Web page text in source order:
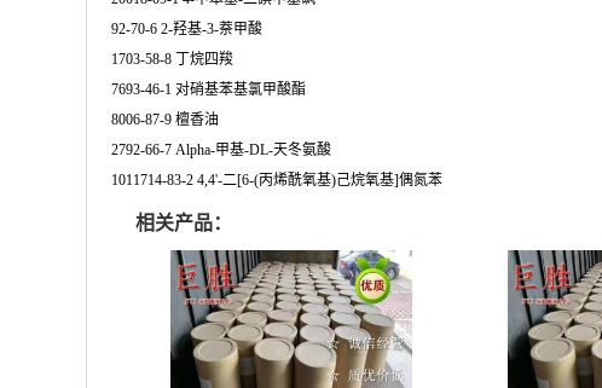
92-70-6 2-羟基-3-萘甲酸
1703-58-8 丁烷四羧
7693-46-1 对硝基苯基氯甲酸酯
8006-87-9 檀香油
2792-66-7 Alpha-甲基-DL-天冬氨酸
1011714-83-2 4,4'-二[6-(丙烯酰氧基)己烷氧基]偶氮苯
相关产品：